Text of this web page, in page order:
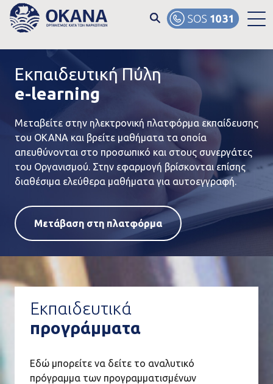
Skip to main content
Εκπαιδευτική Πύλη
e-learning
Μεταβείτε στην ηλεκτρονική πλατφόρμα εκπαίδευσης
του ΟΚΑΝΑ και βρείτε μαθήματα τα οποία
απευθύνονται στο προσωπικό και στους συνεργάτες
του Οργανισμού. Στην εφαρμογή βρίσκονται επίσης
διαθέσιμα ελεύθερα μαθήματα για αυτοεγγραφή.
Μετάβαση στη πλατφόρμα
Εκπαιδευτικά
προγράμματα
Εδώ μπορείτε να δείτε το αναλυτικό
πρόγραμμα των προγραμματισμένων